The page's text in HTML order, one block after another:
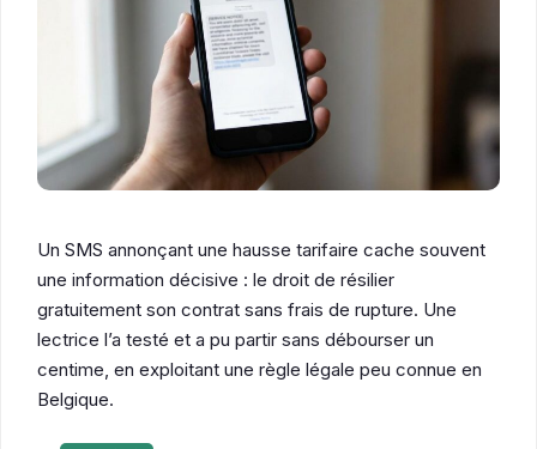
Un SMS annonçant une hausse tarifaire cache souvent
une information décisive : le droit de résilier
gratuitement son contrat sans frais de rupture. Une
lectrice l’a testé et a pu partir sans débourser un
centime, en exploitant une règle légale peu connue en
Belgique.